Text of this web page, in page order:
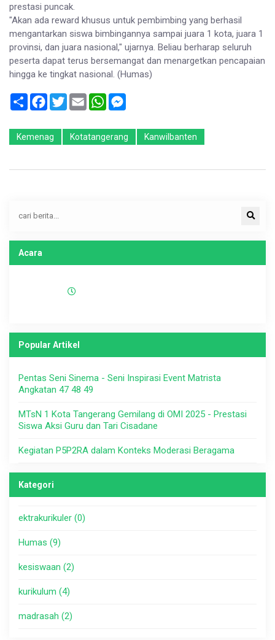
prestasi puncak.
"Akan ada reward khusus untuk pembimbing yang berhasil
mengantarkan siswa bimbingannya sampai juara 1 kota, juara 1
provinsi, dan juara nasional," ujarnya. Beliau berharap seluruh
peserta dapat terus bersemangat dan menargetkan pencapaian
hingga ke tingkat nasional. (Humas)
SambungFacebook
TwitterEmail WhatsApp
Kemenag Kotatangerang Kanwilbanten
Acara
Popular Artikel
Pentas Seni Sinema - Seni Inspirasi Event Matrista
Angkatan 47 48 49
MTsN 1 Kota Tangerang Gemilang di OMI 2025 - Prestasi
Siswa Aksi Guru dan Tari Cisadane
Kegiatan P5P2RA dalam Konteks Moderasi Beragama
Kategori
ektrakurikuler (0)
Humas (9)
kesiswaan (2)
kurikulum (4)
madrasah (2)